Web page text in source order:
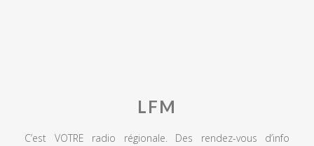
LFM
C’est VOTRE radio régionale. Des rendez-vous d’info